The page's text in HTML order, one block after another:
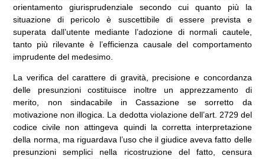
orientamento giurisprudenziale secondo cui quanto più la
situazione di pericolo è suscettibile di essere prevista e
superata dall’utente mediante l’adozione di normali cautele,
tanto più rilevante è l’efficienza causale del comportamento
imprudente del medesimo.
La verifica del carattere di gravità, precisione e concordanza
delle presunzioni costituisce inoltre un apprezzamento di
merito, non sindacabile in Cassazione se sorretto da
motivazione non illogica. La dedotta violazione dell’art. 2729 del
codice civile non attingeva quindi la corretta interpretazione
della norma, ma riguardava l’uso che il giudice aveva fatto delle
presunzioni semplici nella ricostruzione del fatto, censura